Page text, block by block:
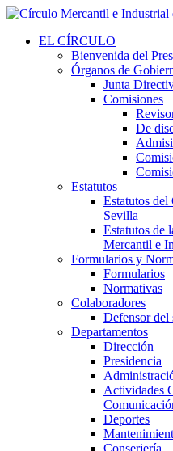
EL CÍRCULO
Bienvenida del
Órganos de
Junta
Comisiones
De
Estatutos
Estatutos
Sevilla
Estatutos de
Mercantil e
Formularios y
Formularios
Normativas
Colaboradores
Defensor del
Departamentos
Dirección
Presidencia
Actividades
Deportes
Conserjería